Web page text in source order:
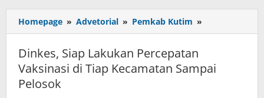
Homepage » Advetorial » Pemkab Kutim »
Siap
Vaksinasi
Dinkes, Siap Lakukan Percepatan
Vaksinasi di Tiap Kecamatan Sampai
Pelosok